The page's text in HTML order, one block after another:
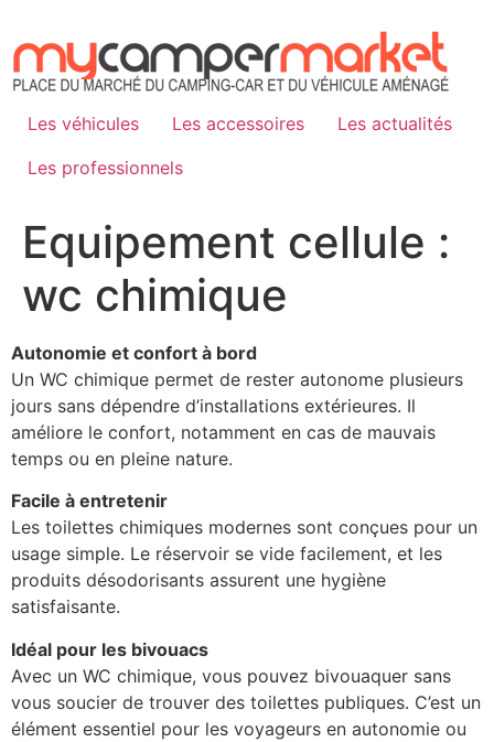
contenu
Les véhicules Les accessoires
Les actualités
Les professionnels
Equipement cellule :
wc chimique
Autonomie et confort à bord
Un WC chimique permet de rester autonome plusieurs
jours sans dépendre d’installations extérieures. Il
améliore le confort, notamment en cas de mauvais
temps ou en pleine nature.
Facile à entretenir
Les toilettes chimiques modernes sont conçues pour un
usage simple. Le réservoir se vide facilement, et les
produits désodorisants assurent une hygiène
satisfaisante.
Idéal pour les bivouacs
Avec un WC chimique, vous pouvez bivouaquer sans
vous soucier de trouver des toilettes publiques. C’est un
élément essentiel pour les voyageurs en autonomie ou